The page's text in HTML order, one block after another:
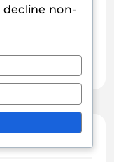
plus fine
decline non-